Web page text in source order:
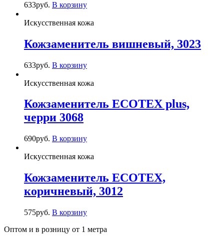
633руб. В корзину
Искусственная кожа
Кожзаменитель вишневый, 3023
633руб. В корзину
Искусственная кожа
Кожзаменитель ECOTEX plus,
черри 3068
690руб. В корзину
Искусственная кожа
Кожзаменитель ECOTEX,
коричневый, 3012
575руб. В корзину
Оптом и в розницу от 1 метра